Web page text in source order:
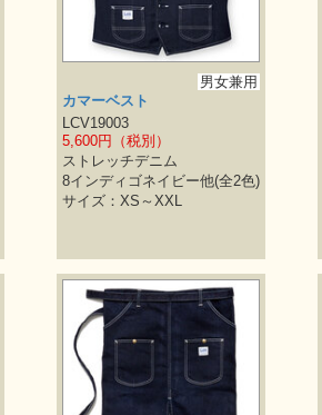
男女兼用
カマーベスト
LCV19003
5,600円（税別）
ストレッチデニム
8インディゴネイビー他(全2色)
サイズ：XS～XXL